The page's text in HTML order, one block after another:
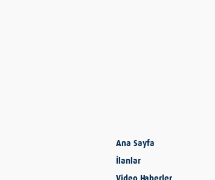
Ana Sayfa
İlanlar